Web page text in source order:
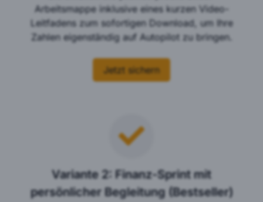
Arbeitsmappe inklusive eines kurzen Video-
Leitfadens zum sofortigen Download, um Ihre
Zahlen eigenständig auf Autopilot zu bringen.
Jetzt sichern
Variante 2: Finanz-Sprint mit
persönlicher Begleitung (Bestseller)